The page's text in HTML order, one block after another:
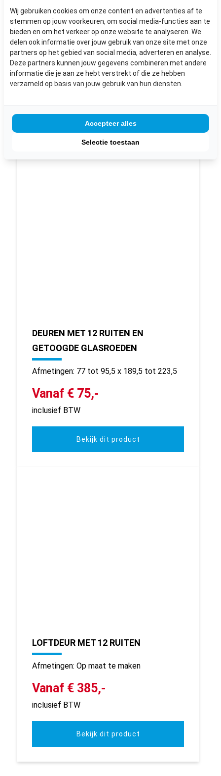
DEUREN MET 15 RUITEN
Afmetingen: 72 tot 85 x 201 tot 212 cm
Vanaf € 100,-
Bekijk dit product
DEUREN MET 12 RUITEN EN
GETOOGDE GLASROEDEN
Afmetingen: 77 tot 95,5 x 189,5 tot 223,5
Vanaf € 75,-
inclusief BTW
Bekijk dit product
LOFTDEUR MET 12 RUITEN
Afmetingen: Op maat te maken
Vanaf € 385,-
inclusief BTW
Bekijk dit product
Wij gebruiken cookies om onze content en advertenties af te
stemmen op jouw voorkeuren, om social media-functies aan te
bieden en om het verkeer op onze website te analyseren. We
delen ook informatie over jouw gebruik van onze site met onze
partners op het gebied van social media, adverteren en analyse.
Deze partners kunnen jouw gegevens combineren met andere
informatie die je aan ze hebt verstrekt of die ze hebben
verzameld op basis van jouw gebruik van hun diensten.
Selectie toestaan
Accepteer alles